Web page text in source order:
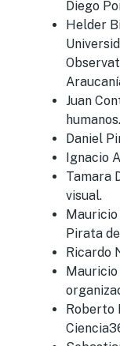
Diego
Helder
Juan
humanos.
Daniel
Ignacio
Tamara
visual.
Pirata
Ricardo
Mauricio
Roberto